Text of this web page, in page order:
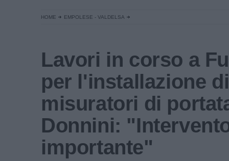
HOME EMPOLESE - VALDELSA
Lavori in corso a
per l'installazione di
misuratori di
Donnini:
importante"